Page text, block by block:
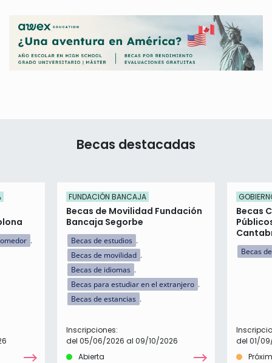
Becas destacadas
FUNDACIÓN BANCAJA
Becas de Movilidad Fundación
Bancaja Segorbe
Becas de estudios
Becas de movilidad
Becas de idiomas
Becas para estudiar en el extranjero
Becas de estancias
Inscripciones:
del 05/06/2026 al 09/10/2026
Abierta
Becas
Becas
del 01/